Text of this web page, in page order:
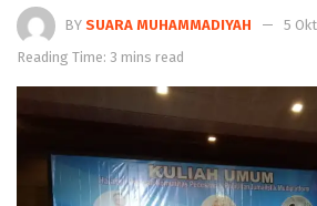
BY SUARA MUHAMMADIYAH
5
Reading Time: 3 mins read